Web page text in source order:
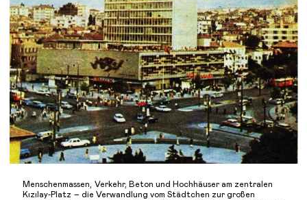
Menschenmassen, Verkehr, Beton und Hochhäuser am zentralen
Kızılay-Platz – die Verwandlung vom Städtchen zur großen